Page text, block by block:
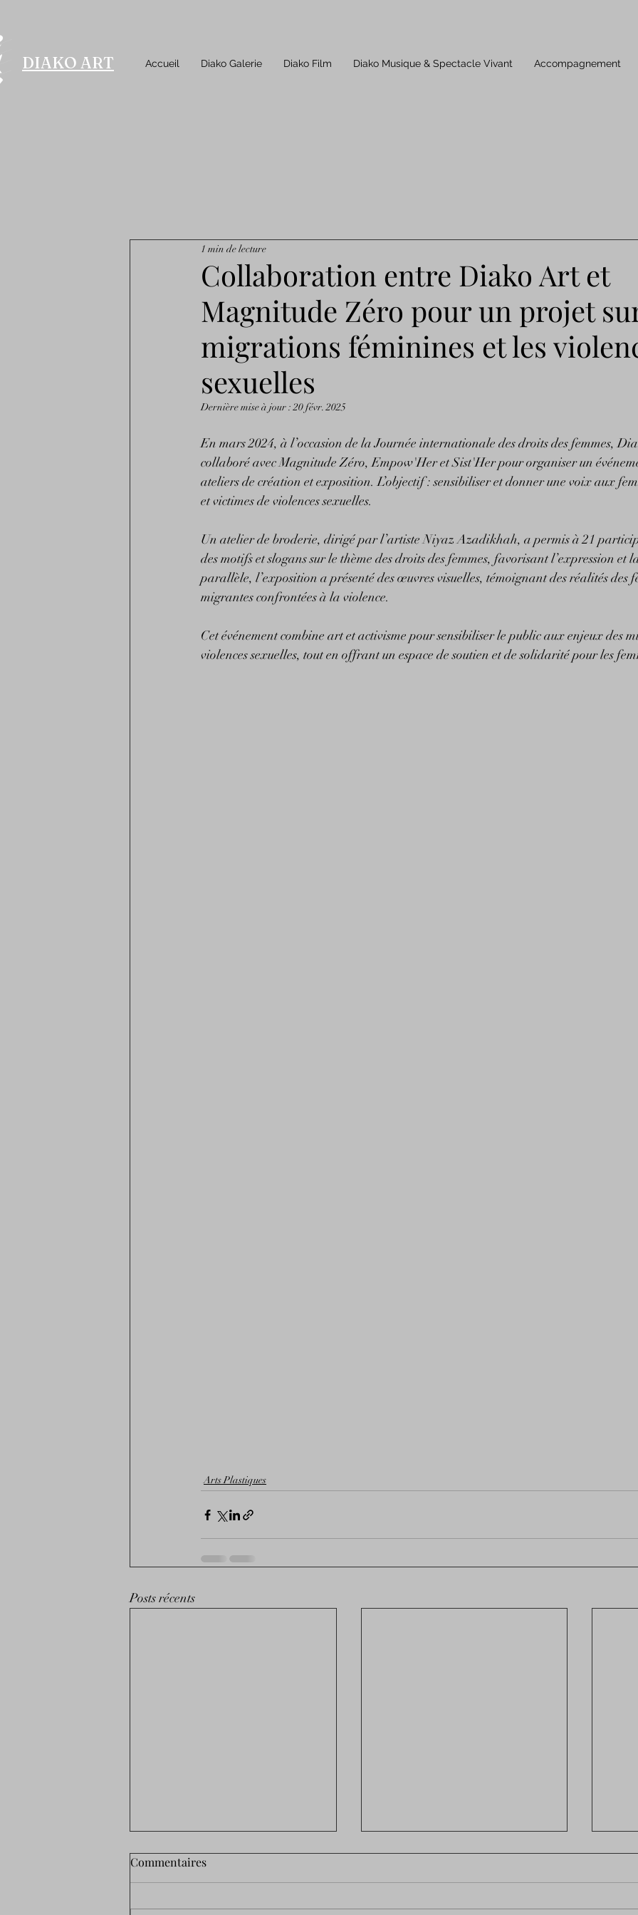
DIAKO ART Accueil Diako Galerie Diako Film Diako Musique & Spectacle Vivant Accompagnement
Collaboration entre Diako Art et
Magnitude Zéro pour un projet
migrations féminines et les
sexuelles
1 min de lecture
Dernière mise à jour :20 févr. 2025
En mars 2024, à l’occasion de la Journée internationale des droits des femmes,
collaboré avec Magnitude Zéro, Empow'Her et Sist'Her pour organiser un
ateliers de création et exposition. L’objectif : sensibiliser et donner une voix aux
et victimes de violences sexuelles.
Un atelier de broderie, dirigé par l’artiste Niyaz Azadikhah, a permis à 21
des motifs et slogans sur le thème des droits des femmes, favorisant l’expression et
parallèle, l’exposition a présenté des œuvres visuelles, témoignant des réalités des
migrantes confrontées à la violence.
Cet événement combine art et activisme pour sensibiliser le public aux enjeux des
violences sexuelles, tout en offrant un espace de soutien et de solidarité pour les
Arts Plastiques
Posts récents
Commentaires